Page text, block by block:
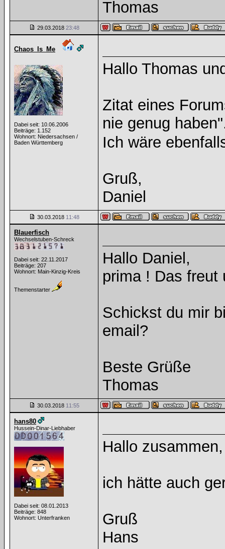
Thomas
29.03.2018 23:48
Chaos_Is_Me
Dabei seit: 10.06.2006
Beiträge: 1.152
Wohnort: Niedersachsen /
Baden Württemberg
Hallo Thomas
Zitat eines
nie genug
Ich wäre
Gruß,
Daniel
30.03.2018 11:48
Blauerfisch
Wechselstuben-Schreck
Dabei seit: 22.11.2017
Beiträge: 207
Wohnort: Main-Kinzig-Kreis
Themenstarter
Hallo Daniel,
prima ! Das
Schickst du mir
email?
Beste Grüße
Thomas
30.03.2018 11:55
hans80
Hussein-Dinar-Liebhaber
Dabei seit: 08.01.2013
Beiträge: 848
Wohnort: Unterfranken
Hallo zusammen,
ich hätte auch
Gruß
Hans